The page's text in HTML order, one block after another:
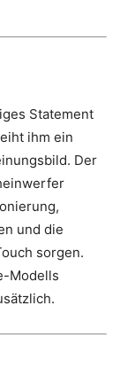
Statement
ihm ein
Der
und die
sorgen.
Modells